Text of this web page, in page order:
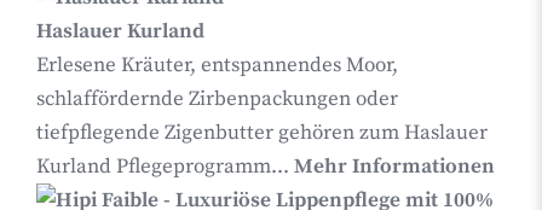
Haslauer Kurland
Erlesene Kräuter, entspannendes Moor,
schlaffördernde Zirbenpackungen oder
tiefpflegende Zigenbutter gehören zum Haslauer
Kurland Pflegeprogramm... Mehr Informationen